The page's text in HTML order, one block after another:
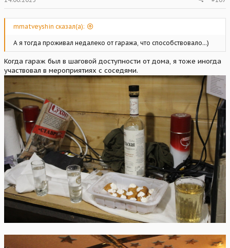
mmatveyshin сказал(а):
А я тогда проживал недалеко от гаража, что способствовало...)
Когда гараж был в шаговой доступности от дома, я тоже иногда
участвовал в мероприятиях с соседями.